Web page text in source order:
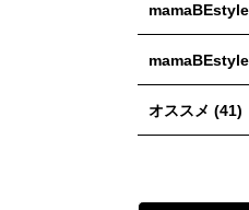
オススメ (41)